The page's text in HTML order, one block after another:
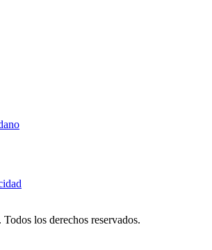
los derechos reservados.